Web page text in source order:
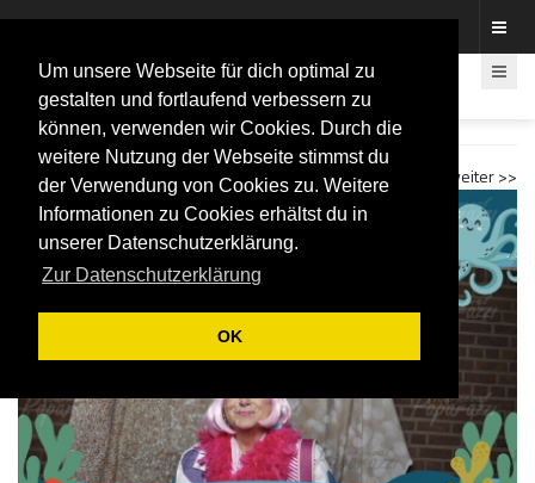
Um unsere Webseite für dich optimal zu
gestalten und fortlaufend verbessern zu
können, verwenden wir Cookies. Durch die
weitere Nutzung der Webseite stimmst du
der Verwendung von Cookies zu. Weitere
Informationen zu Cookies erhältst du in
unserer Datenschutzerklärung.
Zur Datenschutzerklärung
OK
Fotos rund um den Fastelovend
Fidele Reisetanten 2026 Fotobox
weiter >>
<< zurück